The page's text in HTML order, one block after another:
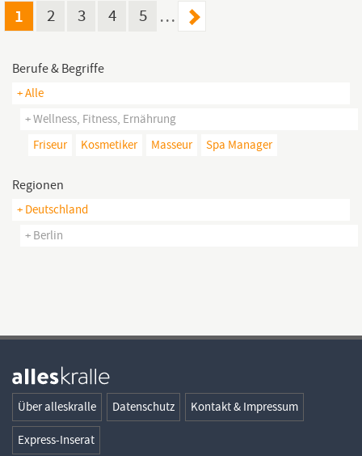
1 2 3 4 5 …
Berufe & Begriffe
+ Alle
+ Wellness, Fitness, Ernährung
Friseur
Kosmetiker Masseur Spa Manager
Regionen
+ Deutschland
+ Berlin
Über alleskralle Datenschutz Kontakt & Impressum
Express-Inserat